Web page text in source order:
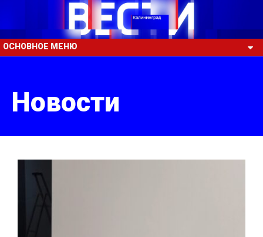
ОСНОВНОЕ МЕНЮ
Новости